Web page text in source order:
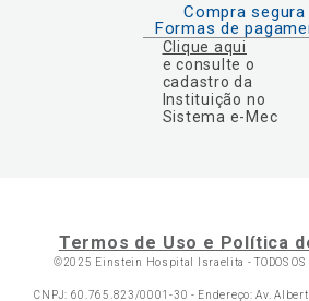
Compra segura
Formas de
Clique aqui
e consulte o
cadastro da
Instituição no
Sistema e-Mec
Termos de Uso e Política
©2025 Einstein Hospital Israelita -TODOS
CNPJ: 60.765.823/0001-30 - Endereço: Av.